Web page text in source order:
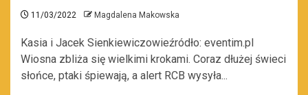
11/03/2022 Magdalena Makowska
Kasia i Jacek Sienkiewiczowieźródło: eventim.pl
Wiosna zbliża się wielkimi krokami. Coraz dłużej świeci
słońce, ptaki śpiewają, a alert RCB wysyła...